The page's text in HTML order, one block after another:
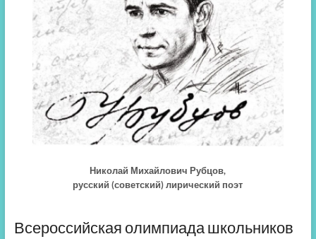
Николай Михайлович Рубцов,
русский (советский) лирический поэт
Всероссийская олимпиада школьников